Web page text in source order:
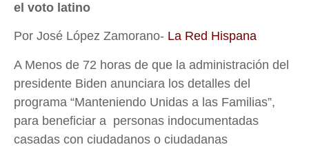
el voto latino
Por José López Zamorano- La Red Hispana
A Menos de 72 horas de que la administración del
presidente Biden anunciara los detalles del
programa “Manteniendo Unidas a las Familias”,
para beneficiar a personas indocumentadas
casadas con ciudadanos o ciudadanas